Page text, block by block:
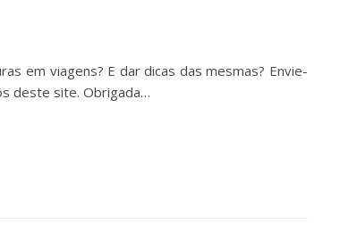
em viagens? E dar dicas das mesmas? Envie-
deste site. Obrigada…